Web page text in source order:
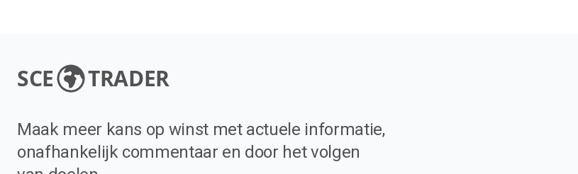
SCE TRADER
Maak meer kans op winst met actuele informatie,
onafhankelijk commentaar en door het volgen